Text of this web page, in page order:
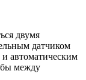
двумя
датчиком
автоматическим
между